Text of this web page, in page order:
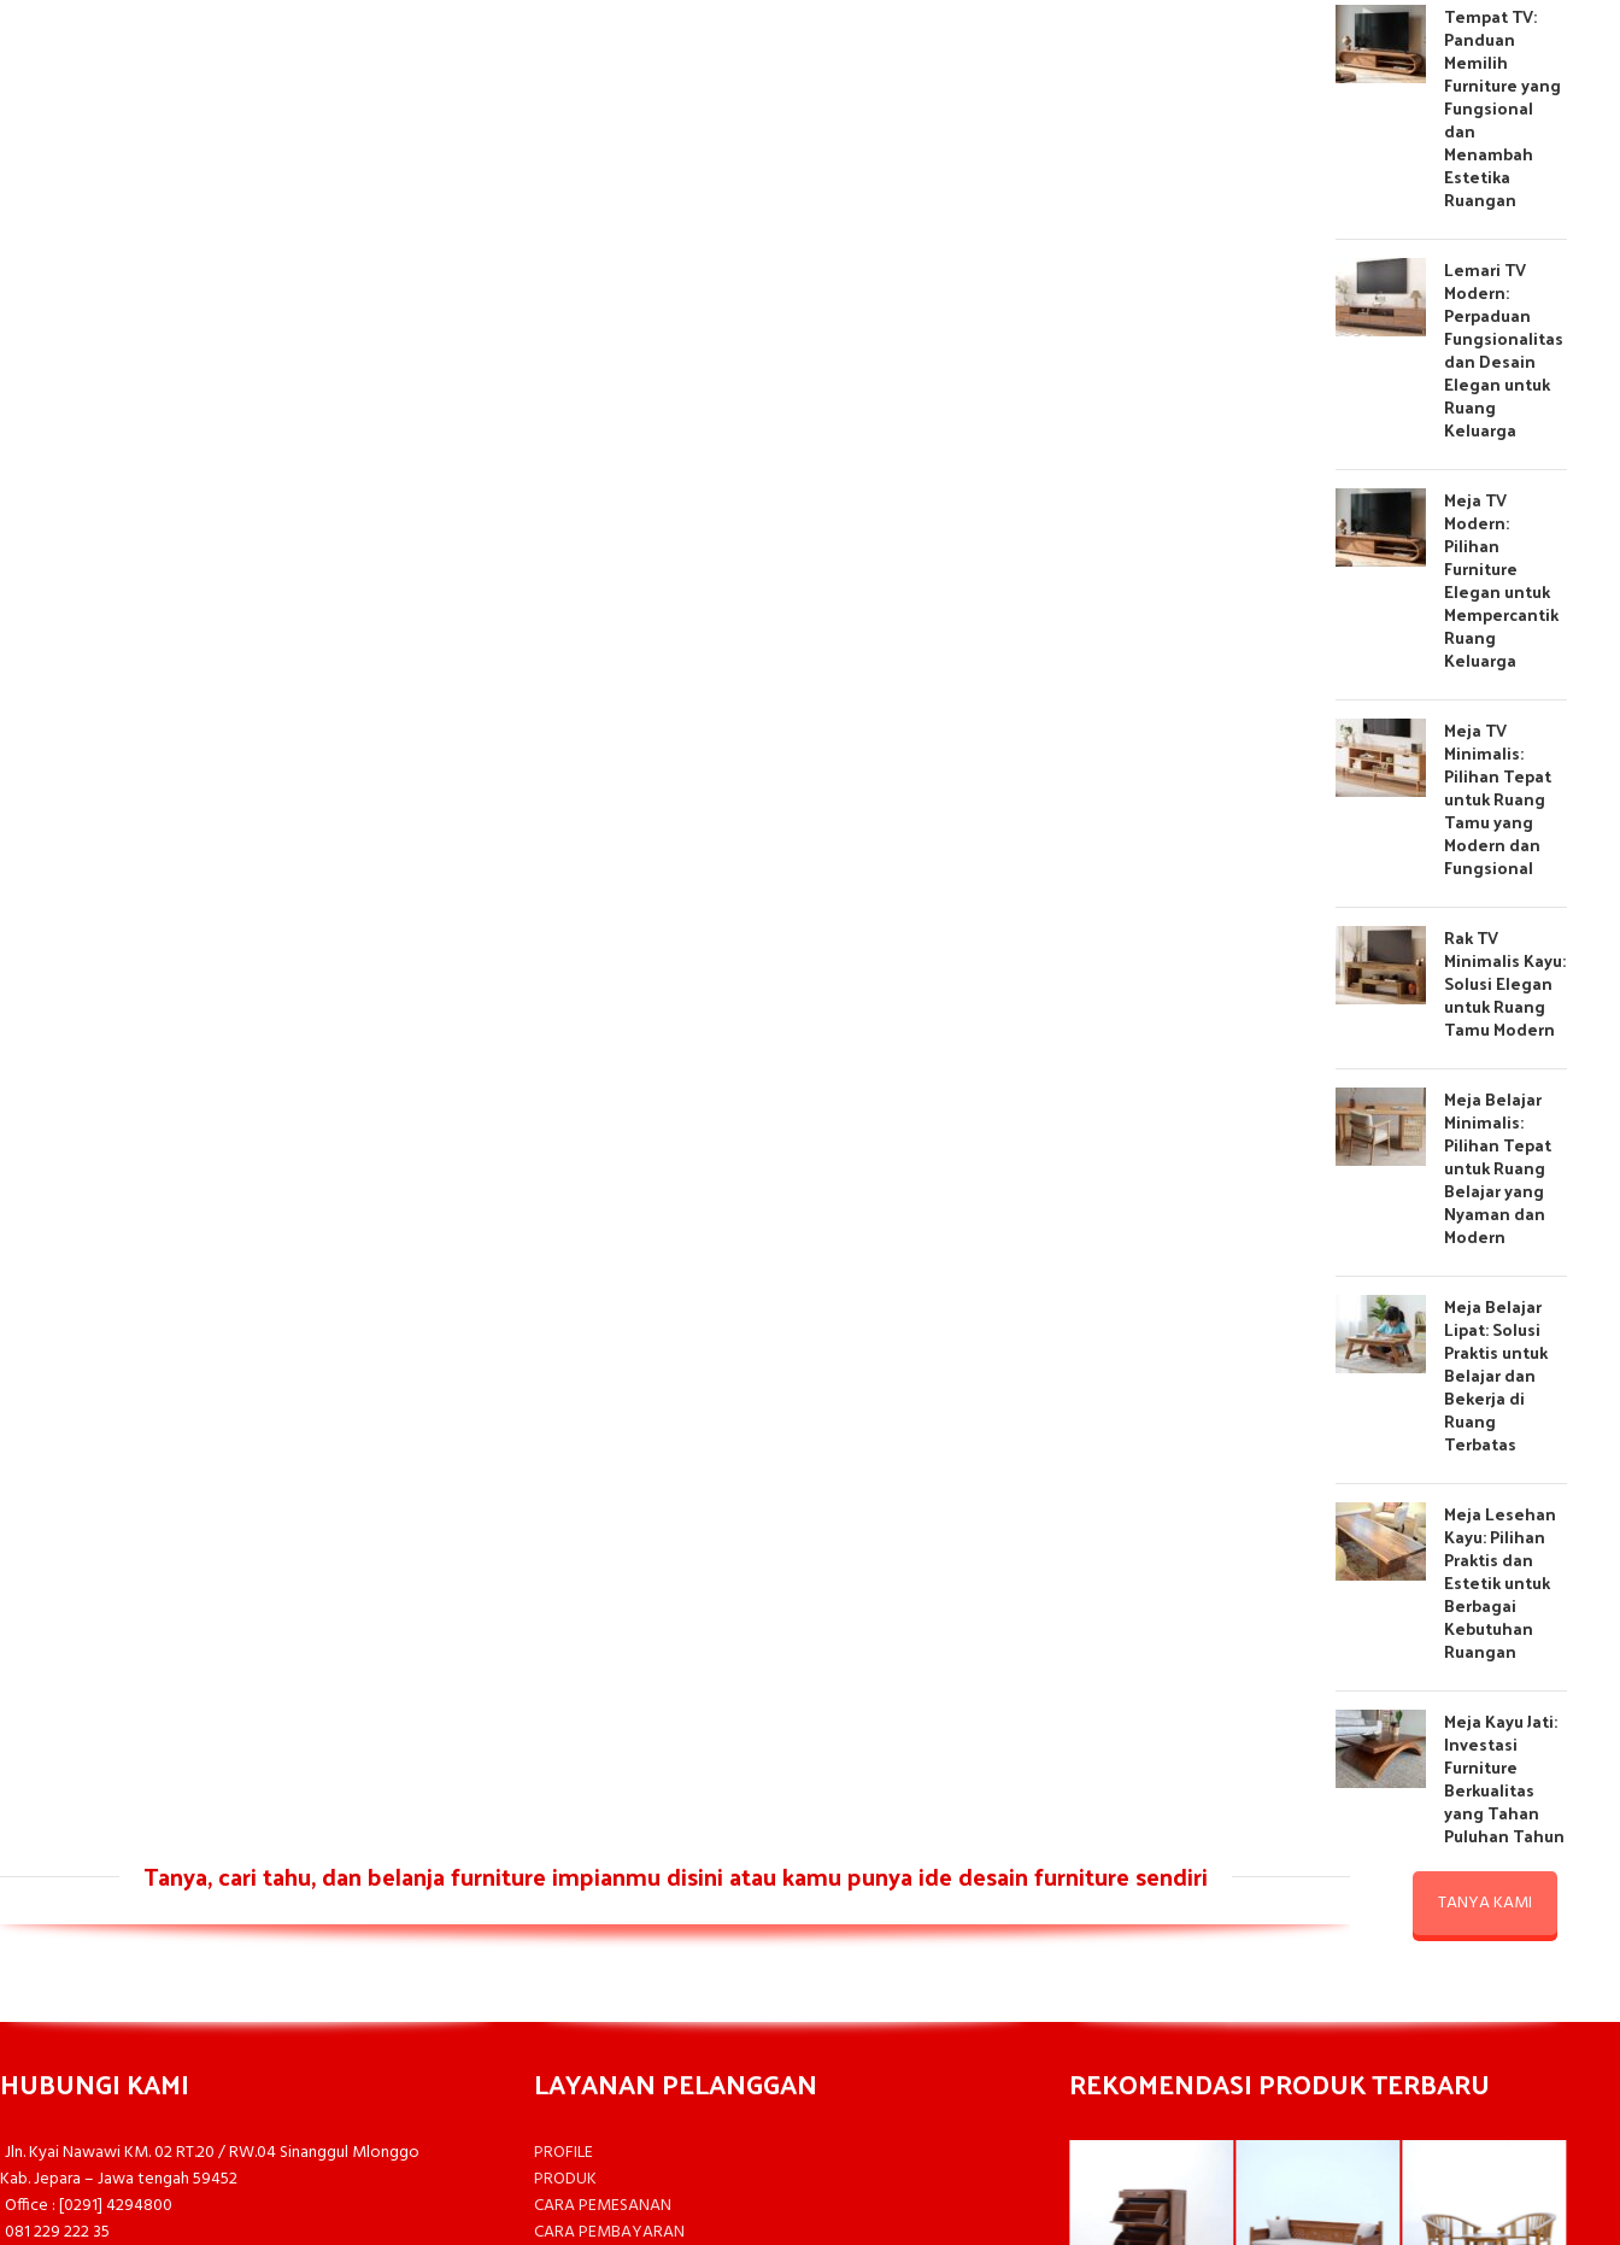
Tempat TV:
Panduan
Memilih
Furniture yang
Fungsional
dan
Menambah
Estetika
Ruangan
Lemari TV
Modern:
Perpaduan
Fungsionalitas
dan Desain
Elegan untuk
Ruang
Keluarga
Meja TV
Modern:
Pilihan
Furniture
Elegan untuk
Mempercantik
Ruang
Keluarga
Meja TV
Minimalis:
Pilihan Tepat
untuk Ruang
Tamu yang
Modern dan
Fungsional
Rak TV
Minimalis Kayu:
Solusi Elegan
untuk Ruang
Tamu Modern
Meja Belajar
Minimalis:
Pilihan Tepat
untuk Ruang
Belajar yang
Nyaman dan
Modern
Meja Belajar
Lipat: Solusi
Praktis untuk
Belajar dan
Bekerja di
Ruang
Terbatas
Meja Lesehan
Kayu: Pilihan
Praktis dan
Estetik untuk
Berbagai
Kebutuhan
Ruangan
Meja Kayu Jati:
Investasi
Furniture
Berkualitas
yang Tahan
Puluhan Tahun
Tanya, cari tahu, dan belanja furniture impianmu disini atau kamu punya ide desain furniture sendiri
TANYA KAMI
HUBUNGI KAMI
Jln. Kyai Nawawi KM. 02 RT.20 / RW.04 Sinanggul Mlonggo
Kab. Jepara – Jawa tengah 59452
Office : [0291] 4294800
081 229 222 35
LAYANAN PELANGGAN
PROFILE
PRODUK
CARA PEMESANAN
CARA PEMBAYARAN
REKOMENDASI PRODUK TERBARU